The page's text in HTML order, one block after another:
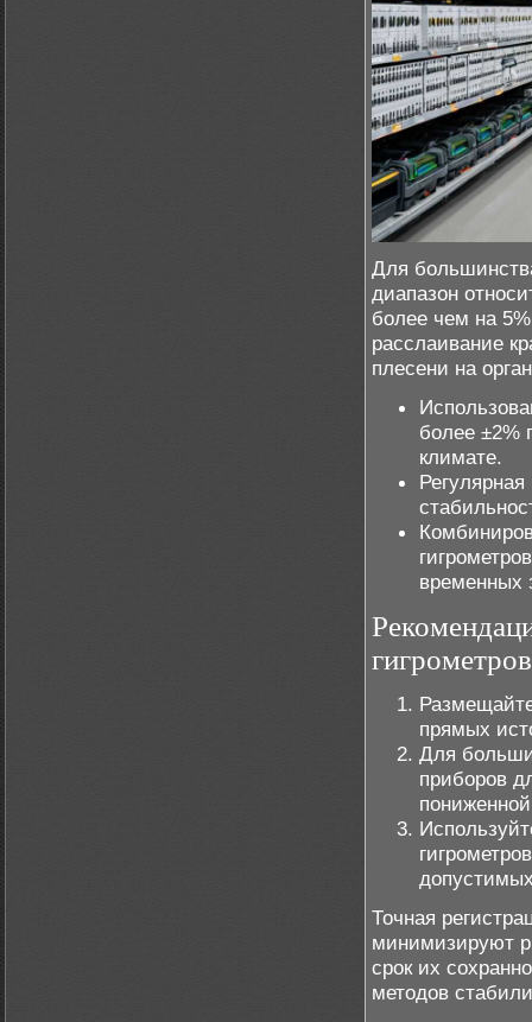
Для
диапазон
более чем на
расслаивание
плесени на
более ±2%
климате.
временных
гигрометров
прямых
Для
приборов
Точная
минимизируют
срок их
методов